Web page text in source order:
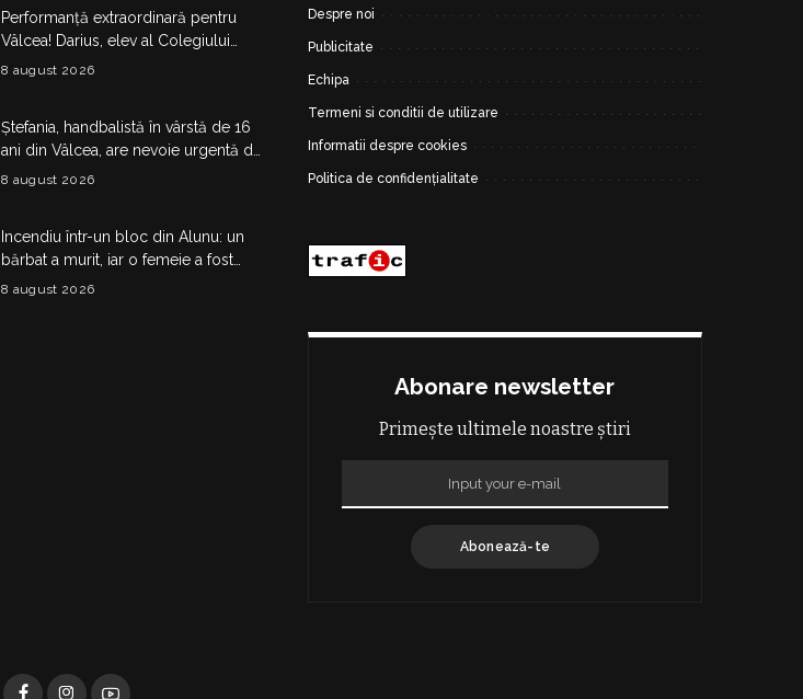
Performanță extraordinară pentru
Vâlcea! Darius, elev al Colegiului
Național de Informatică „Matei
Inteligență Artificială
8 august 2026
Ștefania, handbalistă în vârstă de 16
ani din Vâlcea, are nevoie urgentă de
sânge. Apel pentru donatori cu
8 august 2026
Incendiu într-un bloc din Alunu: un
bărbat a murit, iar o femeie a fost
salvată din apartamentul cuprins de
8 august 2026
Despre noi
Publicitate
Echipa
Termeni si conditii de utilizare
Informatii despre cookies
Politica de confidențialitate
Abonare newsletter
Primește ultimele noastre știri
Abonează-te